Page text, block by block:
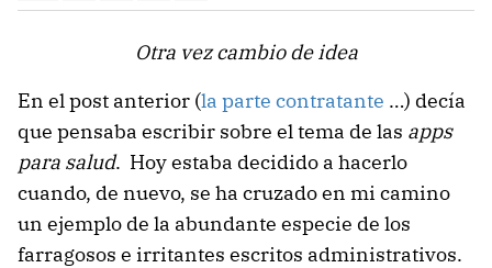
Otra vez cambio de idea
En el post anterior (la parte contratante …) decía
que pensaba escribir sobre el tema de las apps
para salud. Hoy estaba decidido a hacerlo
cuando, de nuevo, se ha cruzado en mi camino
un ejemplo de la abundante especie de los
farragosos e irritantes escritos administrativos.